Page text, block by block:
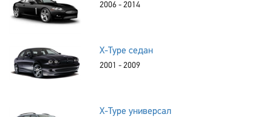
2006 - 2014
X-Type седан
2001 - 2009
X-Type универсал